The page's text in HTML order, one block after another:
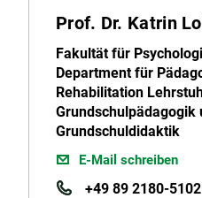
Prof. Dr. Katrin
Fakultät für
Department für
Rehabilitation
Grundschulpädagogik
Grundschuldidaktik
E-Mail schreiben
+49 89 2180-5102